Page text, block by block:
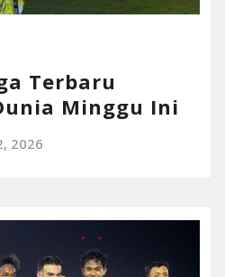
Terbaru
Minggu Ini
2026